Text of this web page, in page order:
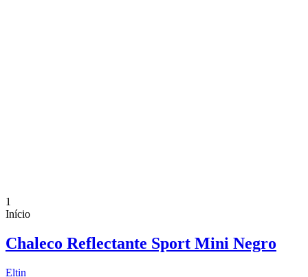
1
Início
Chaleco Reflectante Sport Mini Negro
Eltin